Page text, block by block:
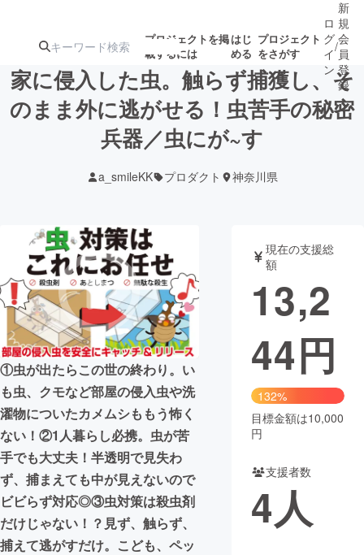
プロジェクトを掲
載するには
はじ
める
プロジェクト
をさがす
注目のリ 注目の新着プロ
ジェクト
募集終了が近いプ
ロジェクト
テクノロジー・ガジェット
映像・映画 書籍・雑誌
ビジネス・起業 チャレンジ
まちづくり・地域活性化
CAMPFIRE for Social Good
CAMPFIRE Creation
CAMPFIREふるさと納税
コミュニティ
ロ
グ
イ
ン
/
新
規
会
員
登
録
家に侵入した虫。触らず捕獲し、そ
のまま外に逃がせる！虫苦手の秘密
兵器／虫にが~す
a_smileKK プロダクト 神奈川県
①虫が出たらこの世の終わり。い
も虫、クモなど部屋の侵入虫や洗
濯物についたカメムシももう怖く
ない！②1人暮らし必携。虫が苦
手でも大丈夫！半透明で見失わ
ず、捕まえても中が見えないので
ビビらず対応◎③虫対策は殺虫剤
だけじゃない！？見ず、触らず、
捕えて逃がすだけ。こども、ペッ
現在の支援総
額
13,2
44円
132%
目標金額は10,000
円
支援者数
4人